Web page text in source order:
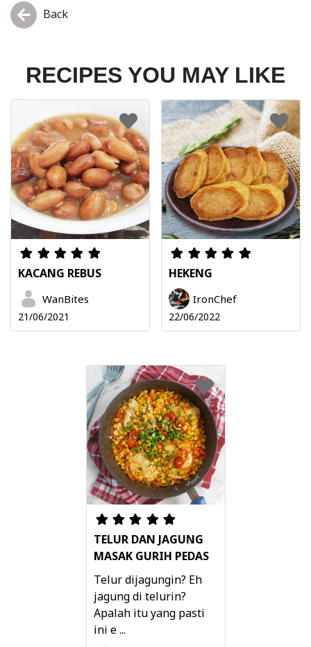
Back
RECIPES YOU MAY LIKE
KACANG REBUS
WanBites
21/06/2021
HEKENG
IronChef
22/06/2022
TELUR DAN JAGUNG
MASAK GURIH PEDAS
Telur dijagungin? Eh
jagung di telurin?
Apalah itu yang pasti
ini e ...